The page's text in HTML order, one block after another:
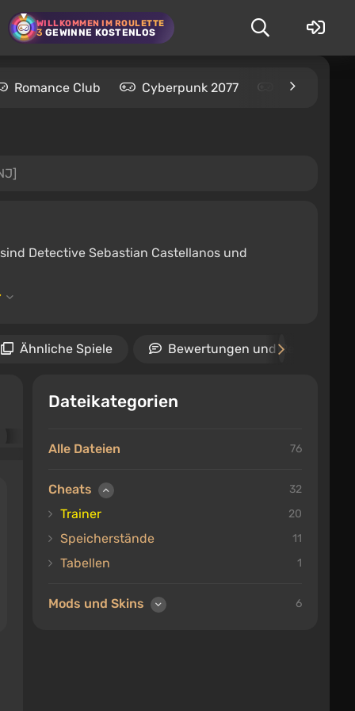
WILLKOMMEN IM ROULETTE
3 GEWINNE KOSTENLOS
Romance Club Cyberpunk 2077 Kingdom
Detective Sebastian Castellanos und
Ähnliche Spiele Bewertungen und Rezensionen
Dateikategorien
Alle Dateien 76
Cheats 32
Trainer 20
Speicherstände 11
Tabellen 1
Mods und Skins 6